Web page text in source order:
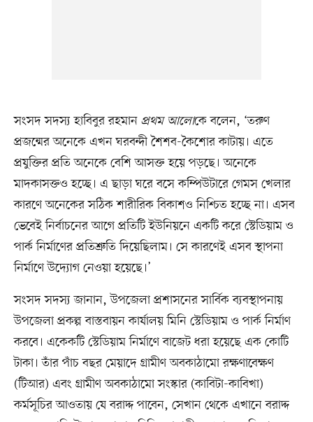
সংসদ সদস্য হাবিবুর রহমান প্রথম আলোকে বলেন, ‘তরুণ
প্রজন্মের অনেকে এখন ঘরবন্দী শৈশব-কৈশোর কাটায়। এতে
প্রযুক্তির প্রতি অনেকে বেশি আসক্ত হয়ে পড়ছে। অনেকে
মাদকাসক্তও হচ্ছে। এ ছাড়া ঘরে বসে কম্পিউটারে গেমস খেলার
কারণে অনেকের সঠিক শারীরিক বিকাশও নিশ্চিত হচ্ছে না। এসব
ভেবেই নির্বাচনের আগে প্রতিটি ইউনিয়নে একটি করে স্টেডিয়াম ও
পার্ক নির্মাণের প্রতিশ্রুতি দিয়েছিলাম। সে কারণেই এসব স্থাপনা
নির্মাণে উদ্যোগ নেওয়া হয়েছে।’
সংসদ সদস্য জানান, উপজেলা প্রশাসনের সার্বিক ব্যবস্থাপনায়
উপজেলা প্রকল্প বাস্তবায়ন কার্যালয় মিনি স্টেডিয়াম ও পার্ক নির্মাণ
করবে। একেকটি স্টেডিয়াম নির্মাণে বাজেট ধরা হয়েছে এক কোটি
টাকা। তাঁর পাঁচ বছর মেয়াদে গ্রামীণ অবকাঠামো রক্ষণাবেক্ষণ
(টিআর) এবং গ্রামীণ অবকাঠামো সংস্কার (কাবিটা-কাবিখা)
কর্মসূচির আওতায় যে বরাদ্দ পাবেন, সেখান থেকে এখানে বরাদ্দ